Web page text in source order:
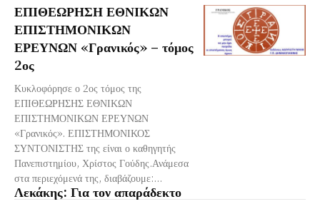
ΕΠΙΘΕΩΡΗΣΗ ΕΘΝΙΚΩΝ
ΕΠΙΣΤΗΜΟΝΙΚΩΝ
ΕΡΕΥΝΩΝ «Γρανικός» – τόμος
2ος
Κυκλοφόρησε ο 2ος τόμος της
ΕΠΙΘΕΩΡΗΣΗΣ ΕΘΝΙΚΩΝ
ΕΠΙΣΤΗΜΟΝΙΚΩΝ ΕΡΕΥΝΩΝ
«Γρανικός». ΕΠΙΣΤΗΜΟΝΙΚΟΣ
ΣΥΝΤΟΝΙΣΤΗΣ της είναι ο καθηγητής
Πανεπιστημίου, Χρίστος Γούδης.Ανάμεσα
στα περιεχόμενά της, διαβάζουμε:...
Λεκάκης: Για τον απαράδεκτο